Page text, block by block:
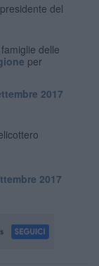
del
delle
per
2017
2017